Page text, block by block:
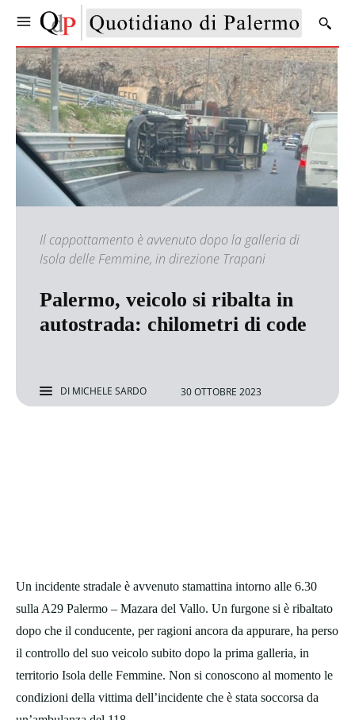
Il cappottamento è avvenuto dopo la galleria di
Isola delle Femmine, in direzione Trapani
Palermo, veicolo si ribalta in
autostrada: chilometri di code
DI MICHELE SARDO 30 OTTOBRE 2023
Un incidente stradale è avvenuto stamattina intorno alle 6.30
sulla A29 Palermo – Mazara del Vallo. Un furgone si è ribaltato
dopo che il conducente, per ragioni ancora da appurare, ha perso
il controllo del suo veicolo subito dopo la prima galleria, in
territorio Isola delle Femmine. Non si conoscono al momento le
condizioni della vittima dell’incidente che è stata soccorsa da